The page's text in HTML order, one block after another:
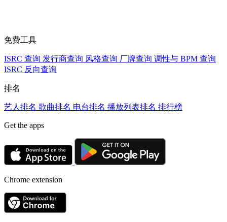
免费工具
ISRC 查询 发行商查询 风格查询 厂牌查询 调性与 BPM 查询
ISRC 反向查询
排名
艺人排名 歌曲排名 电台排名 播放列表排名 排行榜
Get the apps
Chrome extension